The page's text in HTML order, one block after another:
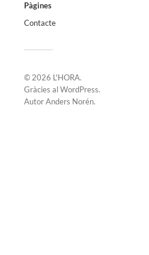
Pàgines
Contacte
© 2026 L'HORA.
Gràcies alWordPress.
AutorAnders Norén.